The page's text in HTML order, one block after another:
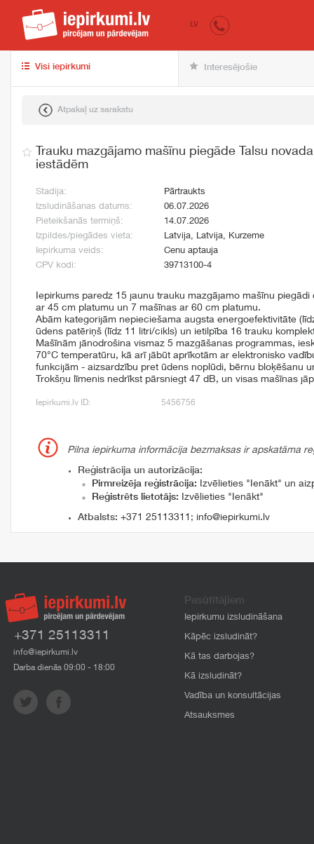
iepirkumi.lv
LV
Visi iepirkumi Interesējošie
Atpakaļ uz sarakstu
Trauku mazgājamo mašīnu piegāde Talsu
iestādēm
Stadija:
Pārtraukts
Izsludināšanas datums:
06.07.2026
Pieteikšanās termiņš:
14.07.2026
Izpildes/piegādes vieta:
Latvija, Latvija, Kurzeme
Iepirkuma veids:
Cenu aptauja
CPV kodi:
39713100-4
Iepirkums paredz 15 jaunu trauku mazgājamo mašīnu
ar 45 cm platumu un 7 mašīnas ar 60 cm platumu.
Abām kategorijām nepieciešama augsta energoefektivitāte
ūdens patēriņš (līdz 11 litri/cikls) un ietilpība 16 trauku
Mašīnām jānodrošina vismaz 5 mazgāšanas programmas,
70°C temperatūru, kā arī jābūt aprīkotām ar elektronisko
funkcijām - aizsardzību pret ūdens noplūdi, bērnu bloķēšanu
Trokšņu līmenis nedrīkst pārsniegt 47 dB, un visas mašīnas
Iepirkumi.lv ID: 5456756
Pilna iepirkuma informācija bezmaksas ir apskatāma
Reģistrācija un autorizācija:
Pirmreizēja reģistrācija: Izvēlieties "Ienākt" un
Reģistrēts lietotājs: Izvēlieties "Ienākt"
Atbalsts: +371 25113311 ; info@iepirkumi.lv
+371 25113311
info@iepirkumi.lv
Darba dienās 09:00 - 18:00
Pasūtītājiem
Iepirkumu izsludināšana
Kāpēc izsludināt?
Kā tas darbojas?
Kā izsludināt?
Vadība un konsultācijas
Atsauksmes